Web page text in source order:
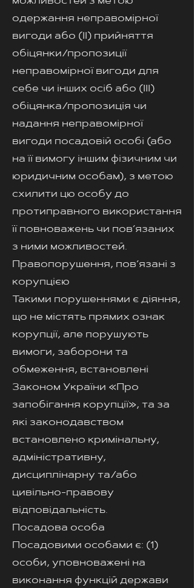
одержання неправомірної
вигоди або (ІІ) прийняття
обіцянки/пропозиції
неправомірної вигоди для
себе чи інших осіб або (ІІІ)
обіцянка/пропозиція чи
надання неправомірної
вигоди посадовій особі (або
на її вимогу іншим фізичним чи
юридичним особам), з метою
схилити цю особу до
протиправного використання
її повноважень чи пов’язаних
з ними можливостей.
Правопорушення, пов’язані з
корупцією
Такими порушеннями є діяння,
що не містять прямих ознак
корупції, але порушують
вимоги, заборони та
обмеження, встановлені
Законом України «Про
запобігання корупції», та за
які законодавством
встановлено кримінальну,
адміністративну,
дисциплінарну та/або
цивільно-правову
відповідальність.
Посадова особа
Посадовими особами є: (1)
особи, уповноважені на
виконання функцій держави